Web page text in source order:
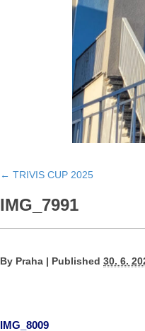
← TRIVIS CUP 2025
IMG_7991
By Praha | Published 30. 6.
IMG_8009